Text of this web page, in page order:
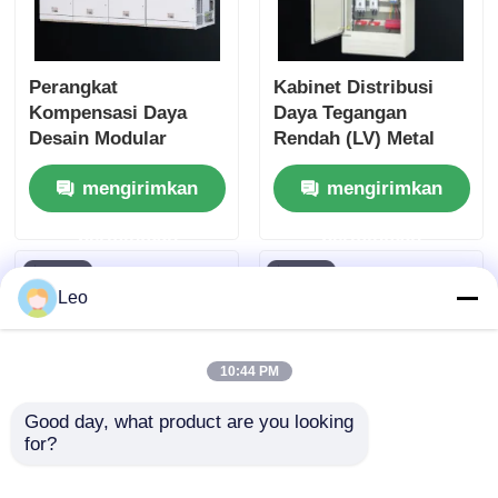
Perangkat
Kompensasi Daya
Desain Modular
Sakelar Distribusi
Daya Tegangan
Rendah
mengirimkan
Kabinet Distribusi
Daya Tegangan
Rendah (LV) Metal
Clad Switchgear
Konstruksi Kokoh
mengirimkan
Leo
10:44 PM
Good day, what product are you looking
for?